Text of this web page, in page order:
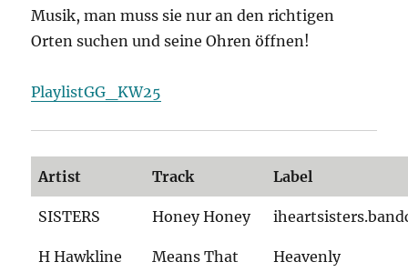
Musik, man muss sie nur an den richtigen
Orten suchen und seine Ohren öffnen!
PlaylistGG_KW25
Artist Track Label
SISTERS Honey Honey
H Hawkline
Means That
Heavenly